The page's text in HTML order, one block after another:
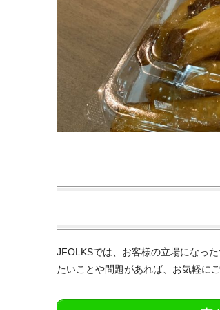
JFOLKSでは、お客様の立場になっ
たいことや問題があれば、お気軽に